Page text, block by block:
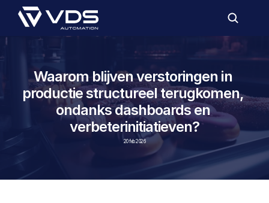
Waarom blijven verstoringen in
productie structureel terugkomen,
ondanks dashboards en
verbeterinitiatieven?
20 feb 2026